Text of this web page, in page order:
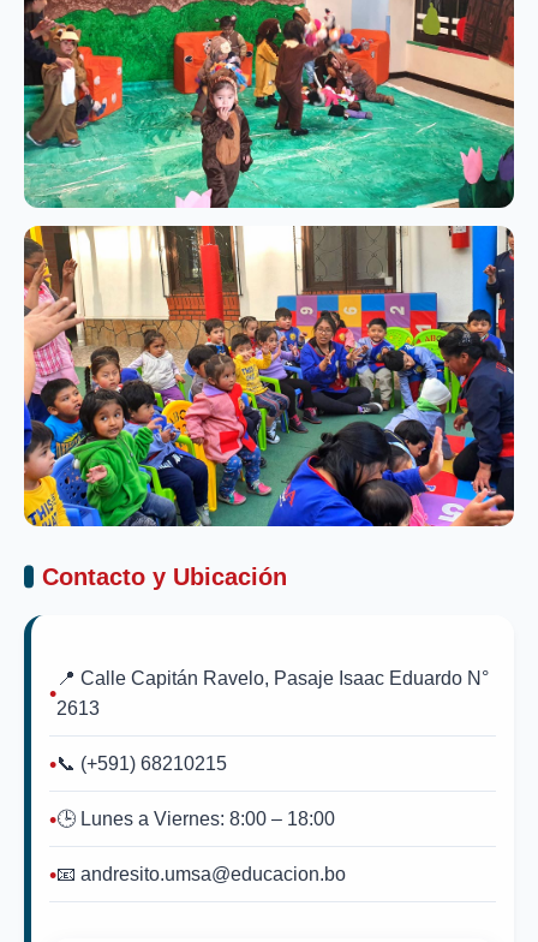
Contacto y Ubicación
📍 Calle Capitán Ravelo, Pasaje Isaac Eduardo N°
2613
📞 (+591) 68210215
🕒 Lunes a Viernes: 8:00 – 18:00
📧 andresito.umsa@educacion.bo